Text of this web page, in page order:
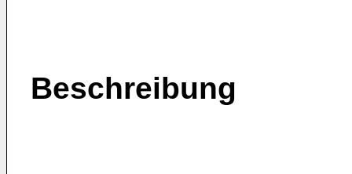
Beschreibung